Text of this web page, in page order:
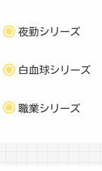
夜勤シリーズ
白血球シリーズ
職業シリーズ